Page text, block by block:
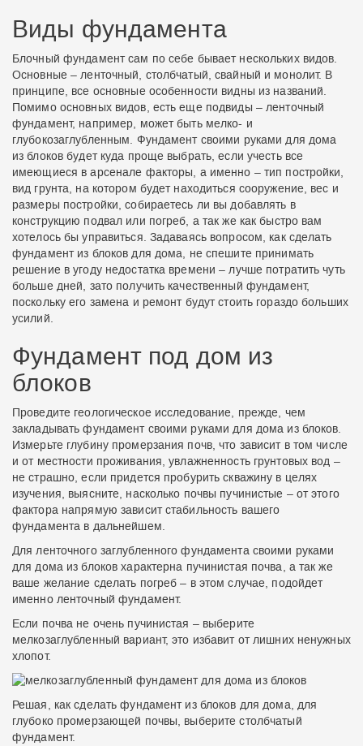
Виды фундамента
Блочный фундамент сам по себе бывает нескольких видов.
Основные – ленточный, столбчатый, свайный и монолит. В
принципе, все основные особенности видны из названий.
Помимо основных видов, есть еще подвиды – ленточный
фундамент, например, может быть мелко- и
глубокозаглубленным. Фундамент своими руками для дома
из блоков будет куда проще выбрать, если учесть все
имеющиеся в арсенале факторы, а именно – тип постройки,
вид грунта, на котором будет находиться сооружение, вес и
размеры постройки, собираетесь ли вы добавлять в
конструкцию подвал или погреб, а так же как быстро вам
хотелось бы управиться. Задаваясь вопросом, как сделать
фундамент из блоков для дома, не спешите принимать
решение в угоду недостатка времени – лучше потратить чуть
больше дней, зато получить качественный фундамент,
поскольку его замена и ремонт будут стоить гораздо больших
усилий.
Фундамент под дом из
блоков
Проведите геологическое исследование, прежде, чем
закладывать фундамент своими руками для дома из блоков.
Измерьте глубину промерзания почв, что зависит в том числе
и от местности проживания, увлажненность грунтовых вод –
не страшно, если придется пробурить скважину в целях
изучения, выясните, насколько почвы пучинистые – от этого
фактора напрямую зависит стабильность вашего
фундамента в дальнейшем.
Для ленточного заглубленного фундамента своими руками
для дома из блоков характерна пучинистая почва, а так же
ваше желание сделать погреб – в этом случае, подойдет
именно ленточный фундамент.
Если почва не очень пучинистая – выберите
мелкозаглубленный вариант, это избавит от лишних ненужных
хлопот.
Решая, как сделать фундамент из блоков для дома, для
глубоко промерзающей почвы, выберите столбчатый
фундамент.